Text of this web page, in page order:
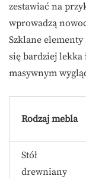
zestawiać na
wprowadzą
Szklane
się bardziej
masywnym
Rodzaj mebla
Stół
drewniany